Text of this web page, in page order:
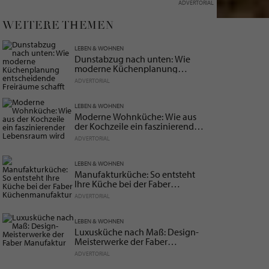
ADVERTORIAL
WEITERE THEMEN
LEBEN & WOHNEN
Dunstabzug nach unten: Wie
moderne Küchenplanung
entscheidende Freiräume schafft
ADVERTORIAL
LEBEN & WOHNEN
Moderne Wohnküche: Wie aus
der Kochzeile ein faszinierender
Lebensraum wird
ADVERTORIAL
LEBEN & WOHNEN
Manufakturküche: So entsteht
Ihre Küche bei der Faber
Küchenmanufaktur
ADVERTORIAL
LEBEN & WOHNEN
Luxusküche nach Maß: Design-
Meisterwerke der Faber
Manufaktur
ADVERTORIAL